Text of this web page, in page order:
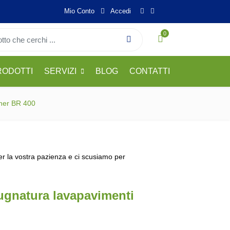
Mio Conto Accedi
0
SERVIZI BLOG CONTATTI
BR 400
la vostra pazienza e ci scusiamo per
lavapavimenti